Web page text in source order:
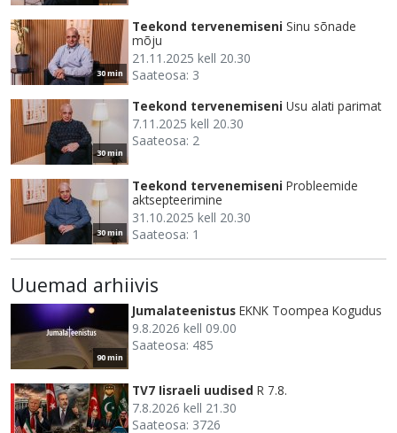
30 min
Teekond tervenemiseni Sinu sõnade
mõju
21.11.2025 kell 20.30
Saateosa: 3
30 min
Teekond tervenemiseni Usu alati parimat
7.11.2025 kell 20.30
Saateosa: 2
30 min
Teekond tervenemiseni Probleemide
aktsepteerimine
31.10.2025 kell 20.30
Saateosa: 1
Uuemad arhiivis
90 min
Jumalateenistus EKNK Toompea Kogudus
9.8.2026 kell 09.00
Saateosa: 485
TV7 Iisraeli uudised R 7.8.
7.8.2026 kell 21.30
Saateosa: 3726